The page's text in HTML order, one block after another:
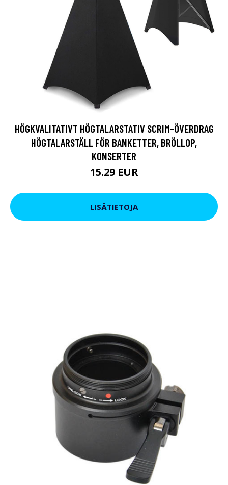
HÖGKVALITATIVT HÖGTALARSTATIV SCRIM-ÖVERDRAG
HÖGTALARSTÄLL FÖR BANKETTER, BRÖLLOP,
KONSERTER
15.29 EUR
LISÄTIETOJA